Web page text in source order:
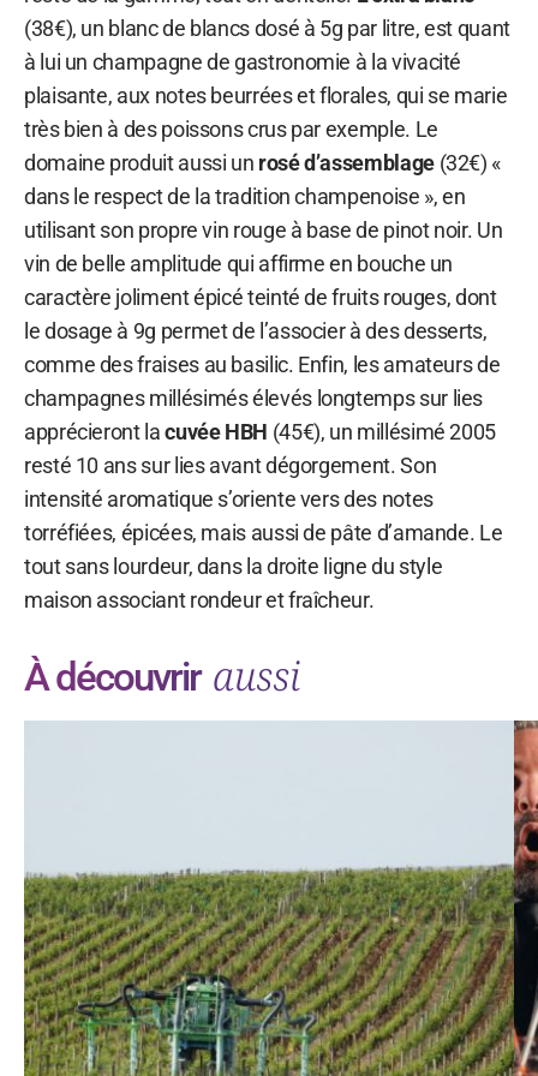
(38€), un blanc de blancs dosé à 5g par litre, est quant
à lui un champagne de gastronomie à la vivacité
plaisante, aux notes beurrées et florales, qui se marie
très bien à des poissons crus par exemple. Le
domaine produit aussi un rosé d’assemblage(32€) «
dans le respect de la tradition champenoise », en
utilisant son propre vin rouge à base de pinot noir. Un
vin de belle amplitude qui affirme en bouche un
caractère joliment épicé teinté de fruits rouges, dont
le dosage à 9g permet de l’associer à des desserts,
comme des fraises au basilic. Enfin, les amateurs de
champagnes millésimés élevés longtemps sur lies
apprécieront lacuvée HBH (45€), un millésimé 2005
resté 10 ans sur lies avant dégorgement. Son
intensité aromatique s’oriente vers des notes
torréfiées, épicées, mais aussi de pâte d’amande. Le
tout sans lourdeur, dans la droite ligne du style
maison associant rondeur et fraîcheur.
À découvrir aussi